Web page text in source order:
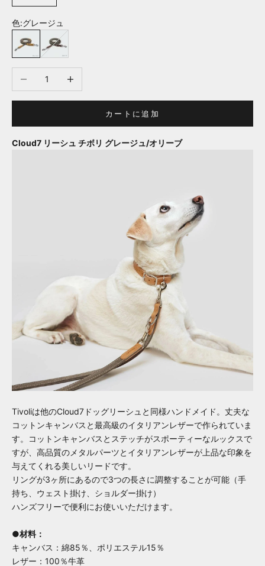
色:グレージュ
グレージュオリーブ
数量を減らす 数量を増やす
カートに追加
Cloud7 リーシュ チボリ グレージュ/オリーブ
Tivoliは他のCloud7ドッグリーシュと同様ハンドメイド。丈夫な
コットンキャンバスと最高級のイタリアンレザーで作られていま
す。コットンキャンバスとステッチがスポーティーなルックスで
すが、高品質のメタルパーツとイタリアンレザーが上品な印象を
与えてくれる美しいリードです。
リングが3ヶ所にあるので3つの長さに調整することが可能（手
持ち、ウェスト掛け、ショルダー掛け）
ハンズフリーで便利にお使いいただけます。
●材料：
キャンバス：綿85％、ポリエステル15％
レザー：100％牛革